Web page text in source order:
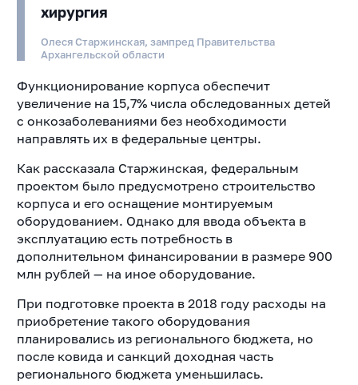
хирургия
Олеся Старжинская, зампред Правительства
Архангельской области
Функционирование корпуса обеспечит
увеличение на 15,7% числа обследованных детей
с онкозаболеваниями без необходимости
направлять их в федеральные центры.
Как рассказала Старжинская, федеральным
проектом было предусмотрено строительство
корпуса и его оснащение монтируемым
оборудованием. Однако для ввода объекта в
эксплуатацию есть потребность в
дополнительном финансировании в размере 900
млн рублей — на иное оборудование.
При подготовке проекта в 2018 году расходы на
приобретение такого оборудования
планировались из регионального бюджета, но
после ковида и санкций доходная часть
регионального бюджета уменьшилась.